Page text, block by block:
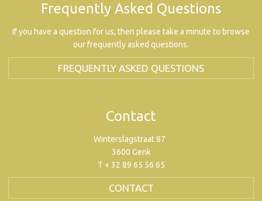
Frequently Asked Questions
If you have a question for us, then please take a minute to browse
our frequently asked questions.
FREQUENTLY ASKED QUESTIONS
Contact
Winterslagstraat 87
3600 Genk
T + 32 89 65 56 65
CONTACT